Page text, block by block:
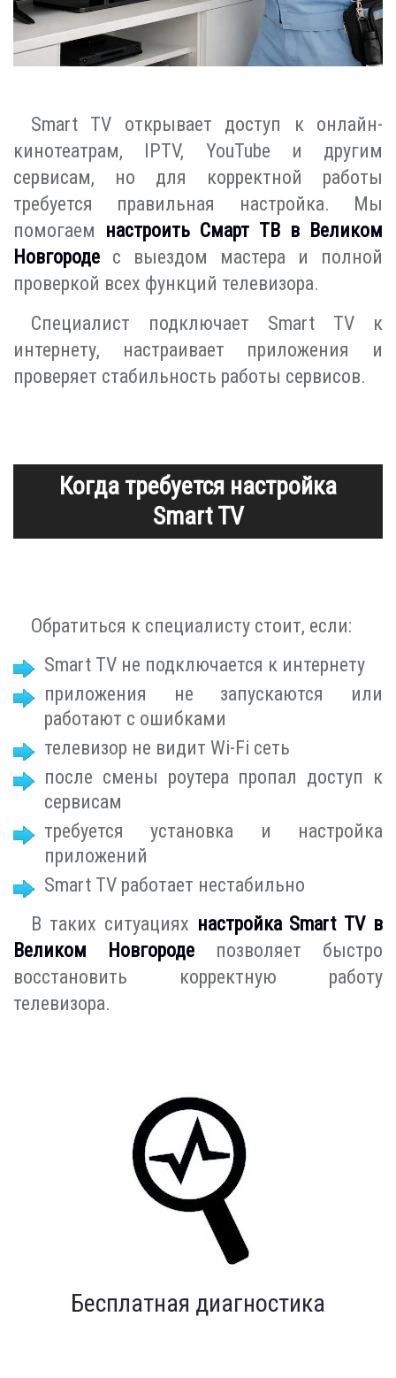
Smart TV открывает доступ к онлайн-
кинотеатрам, IPTV, YouTube и другим
сервисам, но для корректной работы
требуется правильная настройка. Мы
помогаем настроить Смарт ТВ в Великом
Новгороде с выездом мастера и полной
проверкой всех функций телевизора.
Специалист подключает Smart TV к
интернету, настраивает приложения и
проверяет стабильность работы сервисов.
Когда требуется настройка
Smart TV
Обратиться к специалисту стоит, если:
Smart TV не подключается к интернету
приложения не запускаются или
работают с ошибками
телевизор не видит Wi-Fi сеть
после смены роутера пропал доступ к
сервисам
требуется установка и настройка
приложений
Smart TV работает нестабильно
В таких ситуациях настройка Smart TV в
Великом Новгороде позволяет быстро
восстановить корректную работу
телевизора.
Бесплатная диагностика